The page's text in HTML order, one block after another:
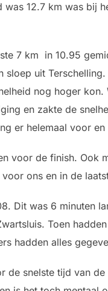
12.7 km was bij
7 km in 10.95
sloep uit
nog hoger
en zakte de
er helemaal voor
voor de finish. Ook
ons en in de
Dit was 6 minuten
Toen
hadden alles
de snelste tijd van